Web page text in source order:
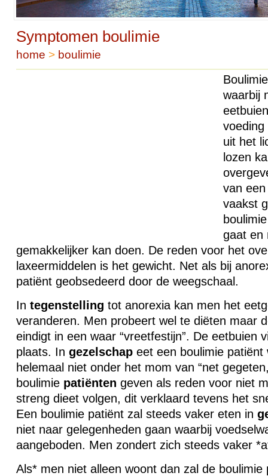
Symptomen boulimie
home > boulimie
waarbij
voeding
uit het
lozen
van
vaakst
gaat en
gemakkelijker kan doen. De reden voor het
laxeermiddelen is het gewicht. Net als bij
patiënt geobsedeerd door de weegschaal.
In tegenstelling tot anorexia kan men het
veranderen. Men probeert wel te diëten maar
eindigt in een waar “vreetfestijn”. De eetbuien
plaats. In gezelschapeet een boulimie patiënt
helemaal niet onder het mom van “net
boulimie patiënten geven als reden voor niet
streng dieet volgen, dit verklaard tevens het
Een boulimie patiënt zal steeds vaker eten in
niet naar gelegenheden gaan waarbij
aangeboden. Men zondert zich steeds vaker
Als* men niet alleen woont dan zal de boulimie